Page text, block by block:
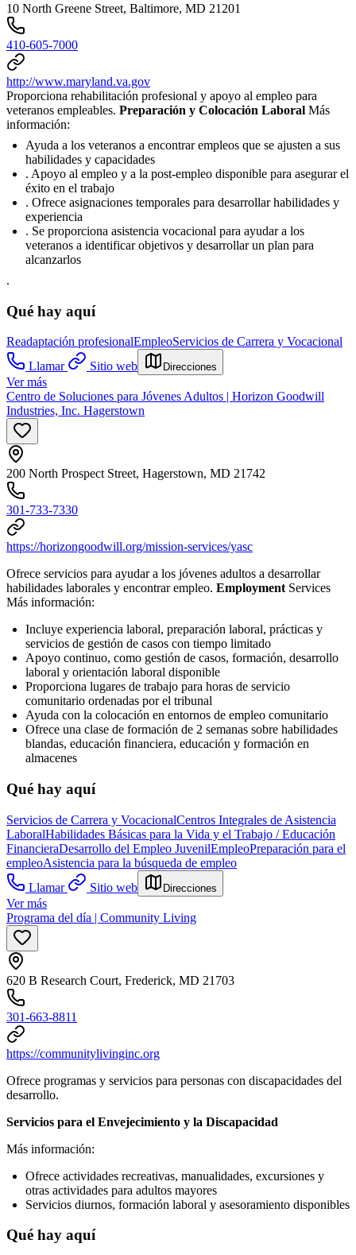
10 North Greene Street, Baltimore, MD 21201
410-605-7000
http://www.maryland.va.gov
Proporciona rehabilitación profesional y apoyo al empleo para
veteranos empleables. Preparación y Colocación Laboral Más
información:
Ayuda a los veteranos a encontrar empleos que se ajusten a sus
habilidades y capacidades
. Apoyo al empleo y a la post-empleo disponible para asegurar el
éxito en el trabajo
. Ofrece asignaciones temporales para desarrollar habilidades y
experiencia
. Se proporciona asistencia vocacional para ayudar a los
veteranos a identificar objetivos y desarrollar un plan para
alcanzarlos
.
Qué hay aquí
Readaptación profesionalEmpleoServicios de Carrera y Vocacional
Llamar
Sitio web Direcciones
Ver más
Centro de Soluciones para Jóvenes Adultos | Horizon Goodwill
Industries, Inc. Hagerstown
200 North Prospect Street, Hagerstown, MD 21742
301-733-7330
https://horizongoodwill.org/mission-services/yasc
Ofrece servicios para ayudar a los jóvenes adultos a desarrollar
habilidades laborales y encontrar empleo. Employment Services
Más información:
Incluye experiencia laboral, preparación laboral, prácticas y
servicios de gestión de casos con tiempo limitado
Apoyo continuo, como gestión de casos, formación, desarrollo
laboral y orientación laboral disponible
Proporciona lugares de trabajo para horas de servicio
comunitario ordenadas por el tribunal
Ayuda con la colocación en entornos de empleo comunitario
Ofrece una clase de formación de 2 semanas sobre habilidades
blandas, educación financiera, educación y formación en
almacenes
Qué hay aquí
Servicios de Carrera y VocacionalCentros Integrales de Asistencia
LaboralHabilidades Básicas para la Vida y el Trabajo / Educación
FinancieraDesarrollo del Empleo JuvenilEmpleoPreparación para el
empleoAsistencia para la búsqueda de empleo
Llamar
Sitio web Direcciones
Ver más
Programa del día | Community Living
620 B Research Court, Frederick, MD 21703
301-663-8811
https://communitylivinginc.org
Ofrece programas y servicios para personas con discapacidades del
desarrollo.
Servicios para el Envejecimiento y la Discapacidad
Más información:
Ofrece actividades recreativas, manualidades, excursiones y
otras actividades para adultos mayores
Servicios diurnos, formación laboral y asesoramiento disponibles
Qué hay aquí